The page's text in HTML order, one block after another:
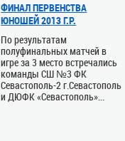
ФИНАЛ ПЕРВЕНСТВА
ЮНОШЕЙ 2013 Г.Р.
По результатам
полуфинальных матчей в
игре за 3 место встречались
команды СШ №3 ФК
Севастополь-2 г.Севастополь
и ДЮФК «Севастополь»...